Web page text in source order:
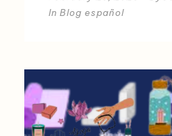
In Blog español